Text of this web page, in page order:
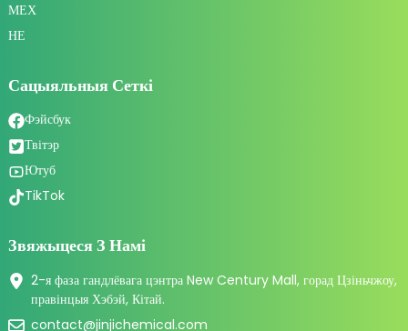
МЕХ
НЕ
Сацыяльныя Сеткі
Фэйсбук
Твітэр
Ютуб
TikTok
Звяжыцеся З Намі
2-я фаза гандлёвага цэнтра New Century Mall, горад Цзіньчжоу,
правінцыя Хэбэй, Кітай.
contact@jinjichemical.com